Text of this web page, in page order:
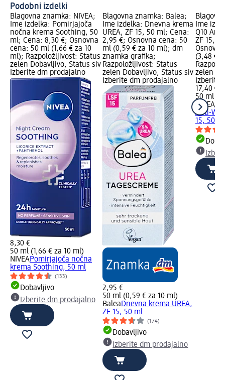
Podobni izdelki
Blagovna znamka: NIVEA;
Ime izdelka: Pomirjajoča
nočna krema Soothing, 50
ml; Cena: 8,30 €; Osnovna
cena: 50 ml (1,66 € za 10
ml); Razpoložljivost: Status
zelen Dobavljivo, Status siv
Izberite dm prodajalno
8,30 €
50 ml (1,66 € za 10 ml)
NIVEAPomirjajoča nočna
krema Soothing, 50 ml
(133)
Dobavljivo
Izberite dm prodajalno
Blagovna znamka: Balea;
Ime izdelka: Dnevna krema
UREA, ZF 15, 50 ml; Cena:
2,95 €; Osnovna cena: 50
ml (0,59 € za 10 ml); dm
znamka grafika;
Razpoložljivost: Status
zelen Dobavljivo, Status siv
Izberite dm prodajalno
2,95 €
50 ml (0,59 € za 10 ml)
BaleaDnevna krema UREA,
ZF 15, 50 ml
(174)
Dobavljivo
Izberite dm prodajalno
Ime
Q10
ZF 15,
(3,48 €
zelen
Izberite
17,40 €
50 ml
NIVEA
Anti-
15, 50 ml